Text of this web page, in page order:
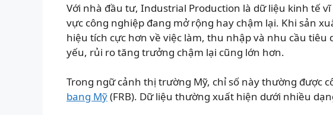
Với nhà đầu tư, Industrial Production là dữ liệu kinh tế
vực công nghiệp đang mở rộng hay chậm lại. Khi sản
hiệu tích cực hơn về việc làm, thu nhập và nhu cầu tiêu
yếu, rủi ro tăng trưởng chậm lại cũng lớn hơn.
Trong ngữ cảnh thị trường Mỹ, chỉ số này thường được
bang Mỹ(FRB). Dữ liệu thường xuất hiện dưới nhiều